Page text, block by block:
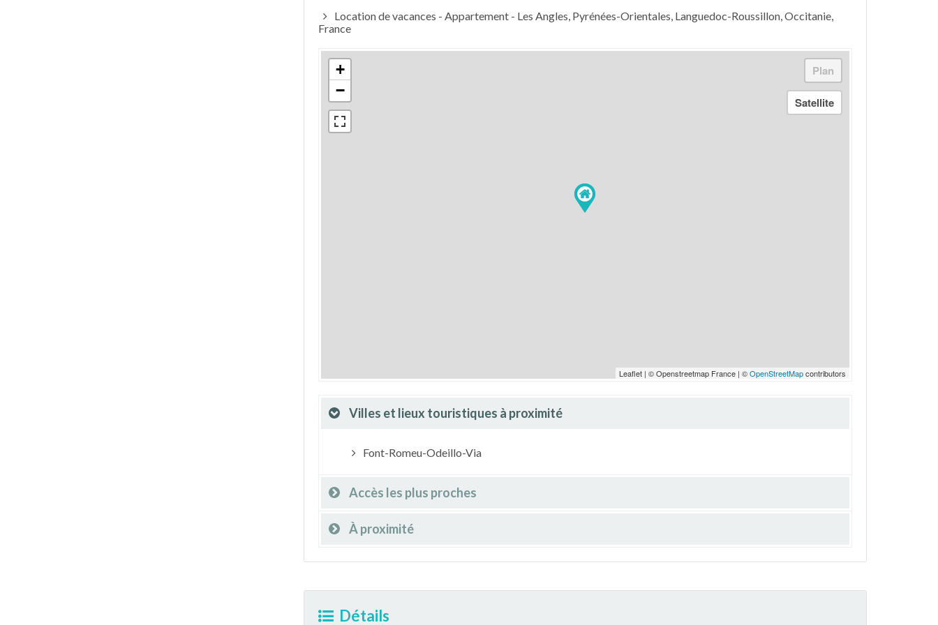
Location de vacances - Appartement - Les Angles, Pyrénées-Orientales, Languedoc-Roussillon, Occitanie,
France
+
−
Leaflet | © Openstreetmap France | ©OpenStreetMapcontributors
Villes et lieux touristiques à proximité
Font-Romeu-Odeillo-Via
Accès les plus proches
À proximité
Détails